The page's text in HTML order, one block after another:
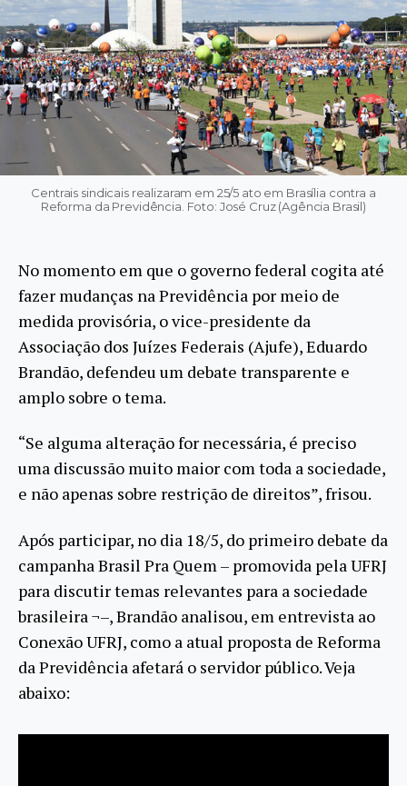
Centrais sindicais realizaram em 25/5 ato em Brasília contra a
Reforma da Previdência. Foto: José Cruz (Agência Brasil)
No momento em que o governo federal cogita até
fazer mudanças na Previdência por meio de
medida provisória, o vice-presidente da
Associação dos Juízes Federais (Ajufe), Eduardo
Brandão, defendeu um debate transparente e
amplo sobre o tema.
“Se alguma alteração for necessária, é preciso
uma discussão muito maior com toda a sociedade,
e não apenas sobre restrição de direitos”, frisou.
Após participar, no dia 18/5, do primeiro debate da
campanha Brasil Pra Quem – promovida pela UFRJ
para discutir temas relevantes para a sociedade
brasileira ¬–, Brandão analisou, em entrevista ao
Conexão UFRJ, como a atual proposta de Reforma
da Previdência afetará o servidor público. Veja
abaixo: